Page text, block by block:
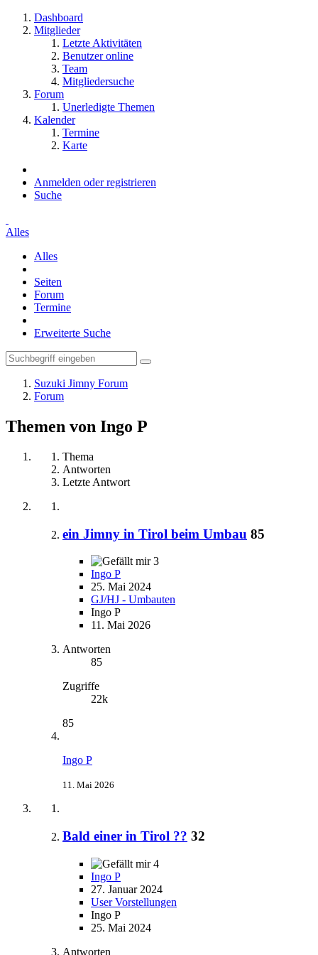
Dashboard
Mitglieder
Letzte Aktivitäten
Benutzer online
Team
Mitgliedersuche
Forum
Unerledigte Themen
Kalender
Termine
Karte
Anmelden oder registrieren
Suche
Alles
Alles
Seiten
Forum
Termine
Erweiterte Suche
Suzuki Jimny Forum
Forum
Themen von Ingo P
Thema
Antworten
Letzte Antwort
ein Jimny in Tirol beim Umbau 85
3
Ingo P
25. Mai 2024
GJ/HJ - Umbauten
Ingo P
11. Mai 2026
Antworten
85
Zugriffe
22k
85
Ingo P
11. Mai 2026
Bald einer in Tirol ?? 32
4
Ingo P
27. Januar 2024
User Vorstellungen
Ingo P
25. Mai 2024
Antworten